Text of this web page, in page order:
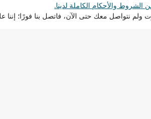
الشروط والأحكام الكاملة لدينا.
ولم نتواصل معك حتى الآن، فاتصل بنا فورًا؛ إننا